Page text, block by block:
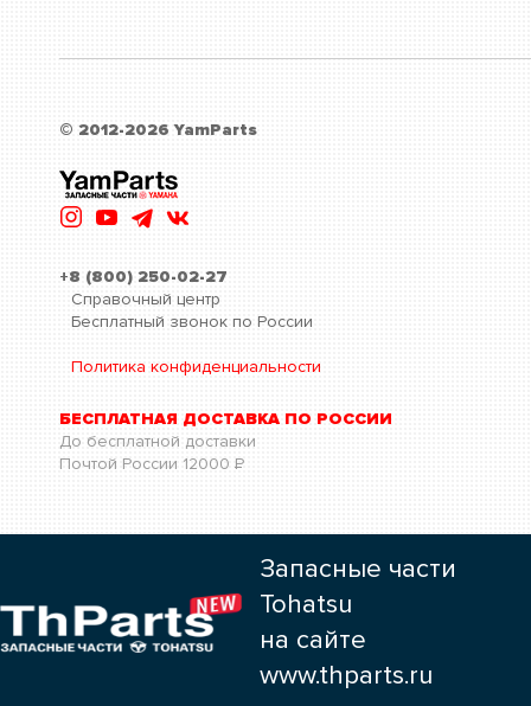
© 2012-2026 YamParts
+8 (800) 250-02-27
Справочный центр
Бесплатный звонок по России
Политика конфиденциальности
БЕСПЛАТНАЯ ДОСТАВКА ПО РОССИИ
До бесплатной доставки
Почтой России 12000 Р
Запасные части
Tohatsu
на сайте
www.thparts.ru